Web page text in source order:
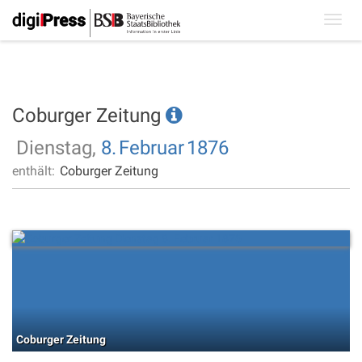
Coburger Zeitung
Dienstag, 8. Februar1876
enthält: Coburger Zeitung
Coburger Zeitung